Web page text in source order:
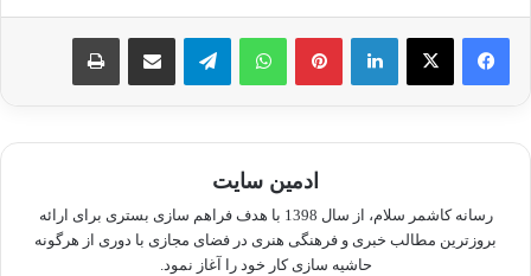
لینکدین پینترستواتس آپ تلگرام اشتراک گذاری از طریق ایمیل چاپ
ادمین سایت
رسانه کاشمر سلام، از سال 1398 با هدف فراهم سازی بستری برای ارائه
بروزترین مطالب خبری و فرهنگی هنری در فضای مجازی با دوری از هرگونه
حاشیه سازی کار خود را آغاز نمود.